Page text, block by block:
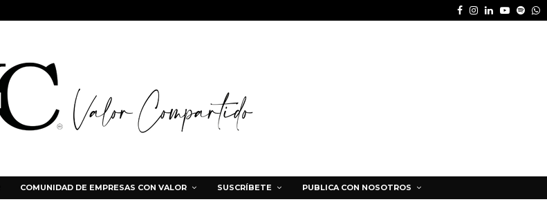
Facebook
Instagram
LinkedinYoutube
COMUNIDAD DE EMPRESAS CON VALOR SUSCRÍBETE PUBLICA CON NOSOTROS